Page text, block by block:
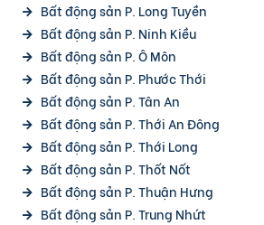
Bất động sản P. Long Tuyền
Bất động sản P. Ninh Kiều
Bất động sản P. Ô Môn
Bất động sản P. Phước Thới
Bất động sản P. Tân An
Bất động sản P. Thới An Đông
Bất động sản P. Thới Long
Bất động sản P. Thốt Nốt
Bất động sản P. Thuận Hưng
Bất động sản P. Trung Nhứt